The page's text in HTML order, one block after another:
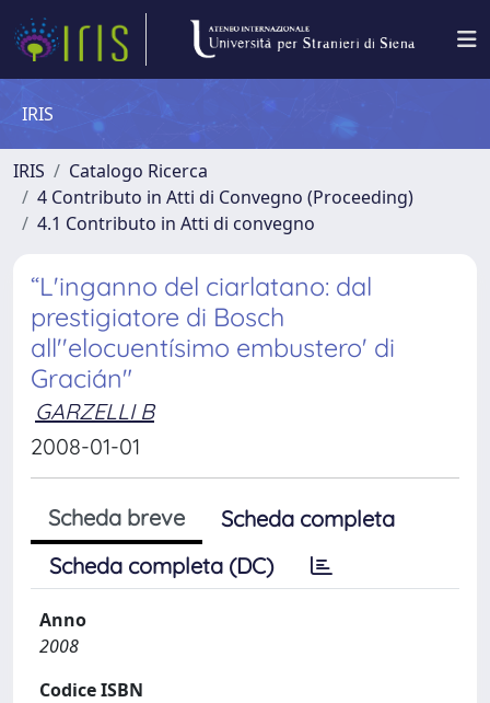
IRIS
IRIS
Catalogo Ricerca
4 Contributo in Atti di Convegno (Proceeding)
4.1 Contributo in Atti di convegno
“L'inganno del ciarlatano: dal
prestigiatore di Bosch
all''elocuentísimo embustero' di
Gracián"
GARZELLI B
2008-01-01
Scheda breve
Scheda completa
Scheda completa (DC)
Anno
2008
Codice ISBN